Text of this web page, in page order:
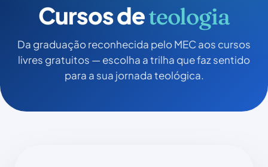
Cursos deteologia
Da graduação reconhecida pelo MEC aos cursos
livres gratuitos — escolha a trilha que faz sentido
para a sua jornada teológica.